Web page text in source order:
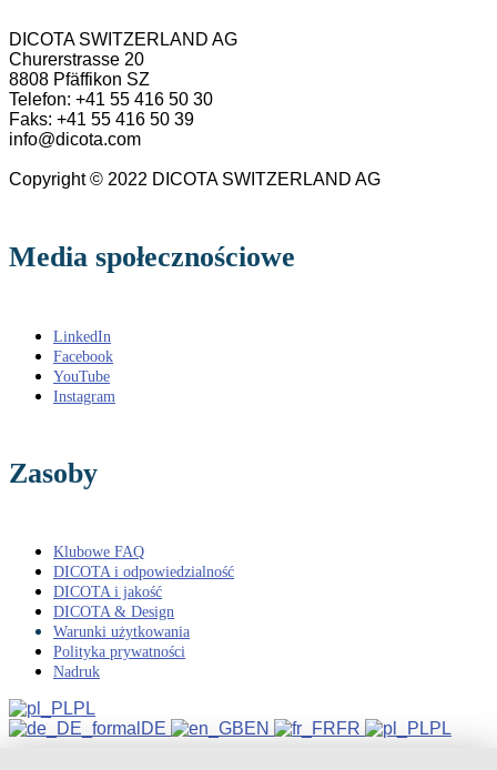
DICOTA SWITZERLAND AG
Churerstrasse 20
8808 Pfäffikon SZ
Telefon: +41 55 416 50 30
Faks: +41 55 416 50 39
info@dicota.com
Copyright © 2022 DICOTA SWITZERLAND AG
Media społecznościowe
LinkedIn
Facebook
YouTube
Instagram
Zasoby
Klubowe FAQ
DICOTA i odpowiedzialność
DICOTA i jakość
DICOTA & Design
Warunki użytkowania
Polityka prywatności
Nadruk
PL
DE
EN FR PL